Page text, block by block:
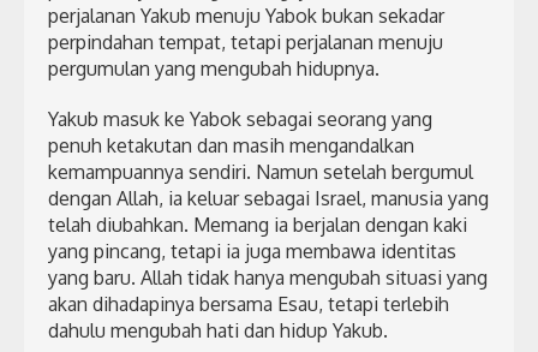
perjalanan Yakub menuju Yabok bukan sekadar
perpindahan tempat, tetapi perjalanan menuju
pergumulan yang mengubah hidupnya.
Yakub masuk ke Yabok sebagai seorang yang
penuh ketakutan dan masih mengandalkan
kemampuannya sendiri. Namun setelah bergumul
dengan Allah, ia keluar sebagai Israel, manusia yang
telah diubahkan. Memang ia berjalan dengan kaki
yang pincang, tetapi ia juga membawa identitas
yang baru. Allah tidak hanya mengubah situasi yang
akan dihadapinya bersama Esau, tetapi terlebih
dahulu mengubah hati dan hidup Yakub.